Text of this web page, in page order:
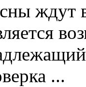
ждут
...